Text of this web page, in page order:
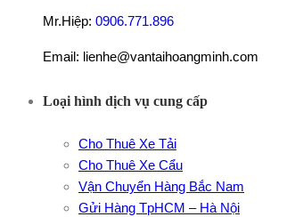
Mr.Hiệp: 0906.771.896
Email: lienhe@vantaihoangminh.com
Loại hình dịch vụ cung cấp
Cho Thuê Xe Tải
Cho Thuê Xe Cẩu
Vận Chuyển Hàng Bắc Nam
Gửi Hàng TpHCM – Hà Nội